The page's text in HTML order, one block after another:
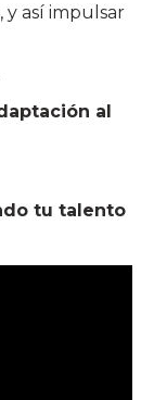
y así impulsar
al
tu talento